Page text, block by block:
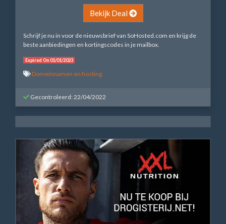
Bekijk Deal
Schrijf je nu in voor de nieuwsbrief van SoHosted.com en krijg de
beste aanbiedingen en kortingscodes in je mailbox.
Expired On 01/01/2023
Domeinnamen en hosting
Gecontroleerd: 22/04/2022